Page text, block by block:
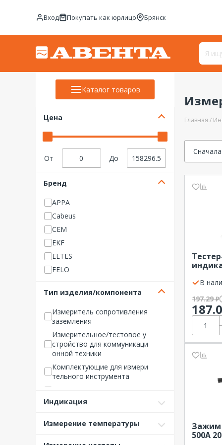
Вход Покупать как юрлицо Брянск
Каталог товаров
Цена
От До
Бренд
APPA
Cabeus
CEM
EKF
ELTES
FELO
Gigant
Habotest
HALSA
Hantek
Haupa
Hoden Electronics
IEK (ИЭК)
Janitza
NO NAME Инструмент
Тип изделия/компонента
Измеритель сопротивления
заземления
Измерительное/тестовое у
стройство для коммуникаци
онной техники
Комплектующие для измери
тельного инструмента
Мультиметр
Прибор для проверки налич
Индикация
Измерение температуры
Главная
В
197.29₽
Зажим
500А